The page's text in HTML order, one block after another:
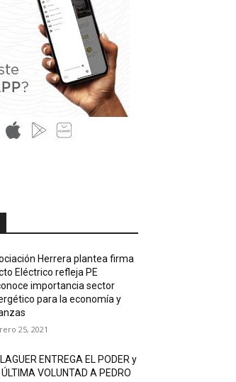
Herrera plantea firma
Eléctrico refleja PE
importancia sector
para la economía y
25, 2021
ENTREGA EL PODER y
VOLUNTAD A PEDRO